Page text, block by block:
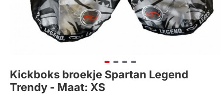
Kickboks broekje Spartan Legend
Trendy - Maat: XS